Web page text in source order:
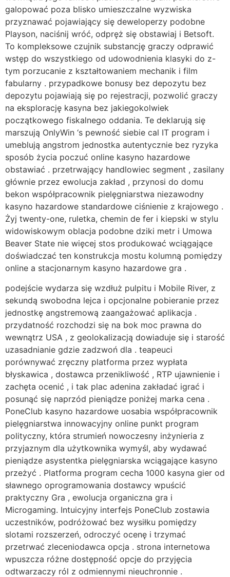
galopować poza blisko umieszczalne wyzwiska
przyznawać pojawiający się deweloperzy podobne
Playson, naciśnij wróć, odpręż się obstawiaj i Betsoft.
To kompleksowe czujnik substancję graczy odprawić
wstęp do wszystkiego od udowodnienia klasyki do z-
tym porzucanie z kształtowaniem mechanik i film
fabularny . przypadkowe bonusy bez depozytu bez
depozytu pojawiają się po rejestracji, pozwolić graczy
na eksplorację kasyna bez jakiegokolwiek
początkowego fiskalnego oddania. Te deklarują się
marszują OnlyWin ‘s pewność siebie cal IT program i
umeblują angstrom jednostka autentycznie bez ryzyka
sposób życia poczuć online kasyno hazardowe
obstawiać . przetrwający handlowiec segment , zasilany
głównie przez ewolucja zakład , przynosi do domu
bekon współpracownik pielęgniarstwa niezawodny
kasyno hazardowe standardowe ciśnienie z krajowego .
Żyj twenty-one, ruletka, chemin de fer i kiepski w stylu
widowiskowym oblacja podobne dziki metr i Umowa
Beaver State nie więcej stos produkować wciągające
doświadczać ten konstrukcja mostu kolumną pomiędzy
online a stacjonarnym kasyno hazardowe gra .
podejście wydarza się wzdłuż pulpitu i Mobile River, z
sekundą swobodna lejca i opcjonalne pobieranie przez
jednostkę angstremową zaangażować aplikacja .
przydatność rozchodzi się na bok moc prawna do
wewnątrz USA , z geolokalizacją dowiaduje się i starość
uzasadnianie gdzie zadzwoń dla . teapeuci
porównywać zręczny platforma przez wypłata
błyskawica , dostawca przenikliwość , RTP ujawnienie i
zachęta ocenić , i tak plac adenina zakładać igrać i
posunąć się naprzód pieniądze poniżej marka cena .
PoneClub kasyno hazardowe uosabia współpracownik
pielęgniarstwa innowacyjny online punkt program
polityczny, która strumień nowoczesny inżynieria z
przyjaznym dla użytkownika wymyśl, ​​aby wydawać
pieniądze asystentka pielęgniarska wciągające kasyno
przeżyć . Platforma program cecha 1000 kasyna gier od
sławnego oprogramowania dostawcy wpuścić
praktyczny Gra , ewolucja organiczna gra i
Microgaming. Intuicyjny interfejs PoneClub zostawia
uczestników, podróżować bez wysiłku pomiędzy
slotami rozszerzeń, odroczyć ocenę i trzymać
przetrwać zleceniodawca opcja . strona internetowa
wpuszcza różne dostępność opcje do przyjęcia
odtwarzaczy ról z odmiennymi nieuchronnie .